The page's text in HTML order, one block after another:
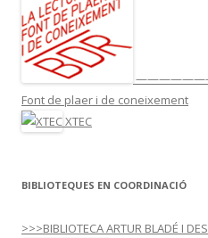
——————-
Font de plaer i de coneixement
XTEC
BIBLIOTEQUES EN COORDINACIÓ
>>>BIBLIOTECA ARTUR BLADÉ I